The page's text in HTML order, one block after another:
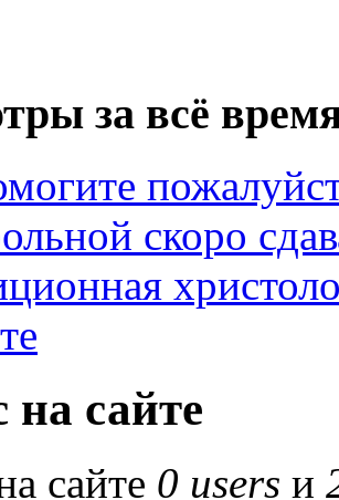
за всё
скоро
на сайте
сайте 0 users и